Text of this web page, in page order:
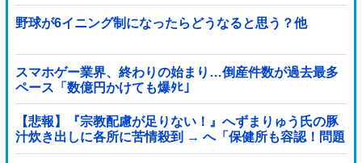
野球が6イニング制になったらどうなると思う？他
スマホゲー業界、終わりの始まり…倒産件数が過去最多
ペース「数億円かけても爆ﾀﾋ」
【悲報】『宗教配慮が足りない！』へずまりゅう氏の豚
汁炊き出しに各所に苦情殺到 → へ「保健所も容認！問題
なし！」ｗｗｗｗｗｗｗｗｗｗｗｗｗｗ